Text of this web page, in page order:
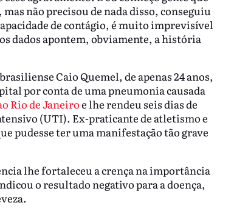
não precisou de nada disso, conseguiu
de contágio, é muito imprevisível
dados apontem, obviamente, a história
Caio Quemel, de apenas 24 anos,
por conta de uma pneumonia causada
Rio de Janeiroe lhe rendeu seis dias de
(UTI). Ex-praticante de atletismo e
pudesse ter uma manifestação tão grave
lhe fortaleceu a crença na importância
o resultado negativo para a doença,